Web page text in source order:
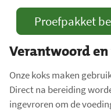
Proefpakket
Verantwoord
Onze koks maken
Direct na bereiding
ingevroren om de